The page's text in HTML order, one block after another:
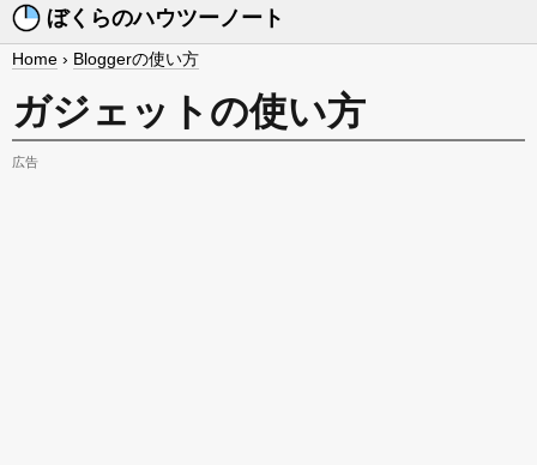
ぼくらのハウツーノート
Home › Bloggerの使い方
ガジェットの使い方
広告